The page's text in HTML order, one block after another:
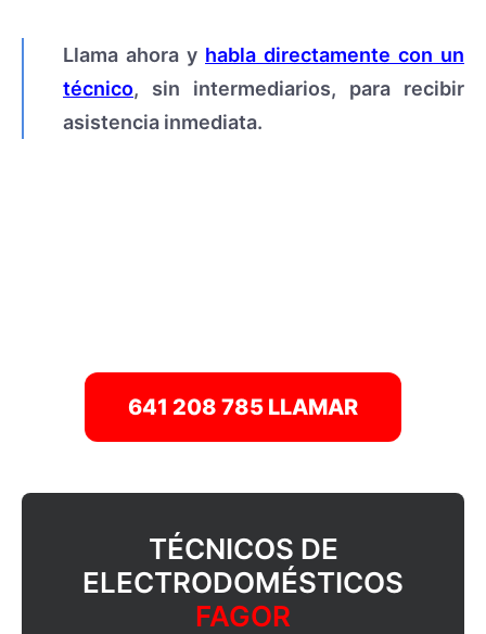
Benalmádena
Coín
Fuengirola
Guaro
Llama ahora y habla directamente con un
técnico, sin intermediarios, para recibir
asistencia inmediata.
641 208 785 LLAMAR
TÉCNICOS DE
ELECTRODOMÉSTICOS
FAGOR